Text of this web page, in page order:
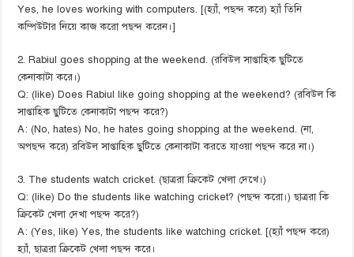
Yes, he loves working with computers. [(হ্যাঁ, পছন্দ করে) হ্যাঁ তিনি
কম্পিউটার নিয়ে কাজ করো পছন্দ করেন।]
2. Rabiul goes shopping at the weekend. (রবিউল সাপ্তাহিক ছুটিতে
কেনাকাটা করে।)
Q: (like) Does Rabiul like going shopping at the weekend? (রবিউল কি
সাপ্তাহিক ছুটিতে কেনাকাটা পছন্দ করে?)
A: (No, hates) No, he hates going shopping at the weekend. (না,
অপছন্দ করে) রবিউল সাপ্তাহিক ছুটিতে কেনাকাটা করতে যাওয়া পছন্দ করে না।)
3. The students watch cricket. (ছাত্ররা ক্রিকেট খেলা দেখে।)
Q: (like) Do the students like watching cricket? (পছন্দ করো।) ছাত্ররা কি
ক্রিকেট খেলা দেখা পছন্দ করে?)
A: (Yes, like) Yes, the students like watching cricket. [(হ্যাঁ পছন্দ করে)
হ্যাঁ, ছাত্ররা ক্রিকেট খেলা পছন্দ করে।